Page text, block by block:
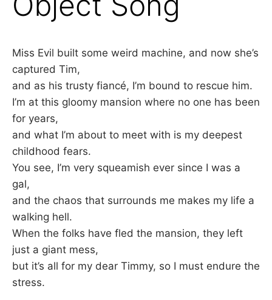
F
I
L
K
&
F
O
L
Miss Evil built some weird machine, and now she’s
captured Tim,
and as his trusty fiancé, I’m bound to rescue him.
I’m at this gloomy mansion where no one has been
for years,
and what I’m about to meet with is my deepest
childhood fears.
You see, I’m very squeamish ever since I was a
gal,
and the chaos that surrounds me makes my life a
walking hell.
When the folks have fled the mansion, they left
just a giant mess,
but it’s all for my dear Timmy, so I must endure the
stress.